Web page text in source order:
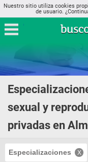
Nuestro sitio utiliza cookies
de usuario.
sexual y
privadas en
Especializaciones